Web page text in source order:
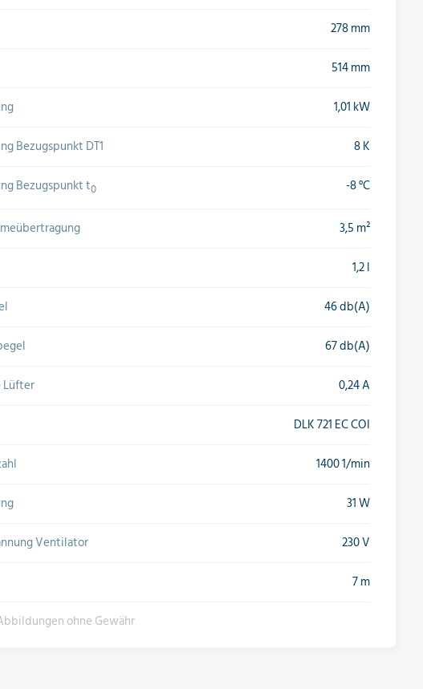
278 mm
514 mm
1,01 kW
Bezugspunkt DT1
8 K
Bezugspunkt t0 -8 °C
3,5 m²
1,2 l
46 db(A)
67 db(A)
Lüfter
0,24 A
DLK 721 EC COI
1400 1/min
31 W
Ventilator
230 V
7 m
ohne Gewähr